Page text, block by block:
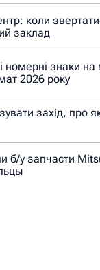
коли
заклад
номерні знаки
2026 року
захід, про
б/у запчасти